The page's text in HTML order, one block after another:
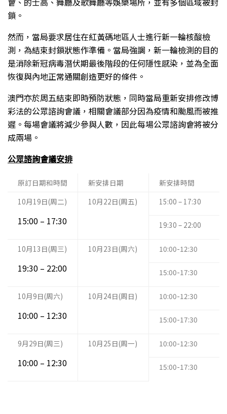
鎖。
然而，當局要求居住在紅黃碼地區人士進行新一輪核酸檢
測，為結束封鎖狀態作準備。當局強調，新一輪檢測的目的
是消除新冠病毒潛伏期最後階段的任何隱性感染，並為全面
恢復與內地正常通關創造更好的條件。
澳門亦於周五結束即時預防狀態，同時當局重新安排修改博
彩法的公眾諮詢會議，相關會議部分因為疫情和颱風而被推
遲。每場會議將減少參與人數，因此每場公眾諮詢會將被分
成兩場。
公眾諮詢會議安排
原訂日期和時間 新安排日期
新安排時間
10月19日(周二)
15:00 – 17:30
10月22日(周五) 15:00 – 17:30
19:30 – 22:00
10月13日(周三)
19:30 – 22:00
10月23日(周六) 10:00-12:30
15:00-17:30
10月9日(周六)
10:00 – 12:30
10月24日(周日) 10:00-12:30
15:00-17:30
9月29日(周三)
10:00 – 12:30
10月25日(周一) 10:00-12:30
15:00-17:30